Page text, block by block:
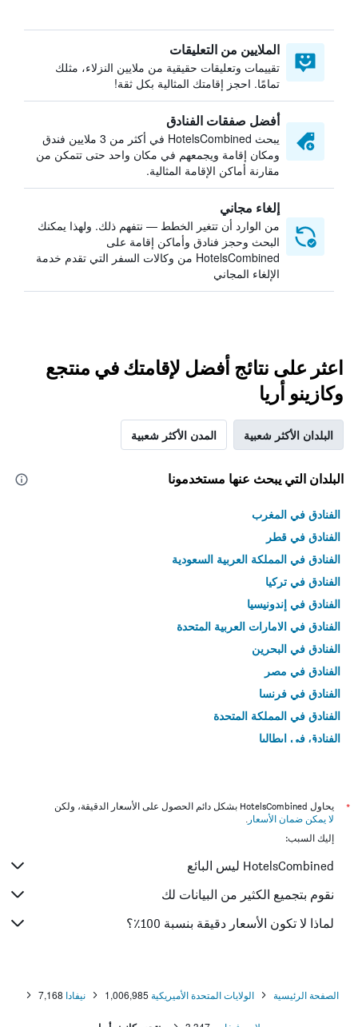
الملايين من التعليقات
تقييمات وتعليقات حقيقية من ملايين النزلاء، مثلك
تمامًا. احجز إقامتك المثالية بكل ثقة!
أفضل صفقات الفنادق
يبحث HotelsCombined في أكثر من 3 ملايين فندق
ومكان إقامة ويجمعهم في مكان واحد حتى تتمكن من
مقارنة أماكن الإقامة المثالية.
إلغاء مجاني
من الوارد أن تتغير الخطط — نتفهم ذلك. ولهذا يمكنك
البحث وحجز فنادق وأماكن إقامة على
HotelsCombined من وكالات السفر التي تقدم خدمة
الإلغاء المجاني
اعثر على نتائج أفضل لإقامتك في منتجع
وكازينو أريا
البلدان الأكثر شعبية المدن الأكثر شعبية
البلدان التي يبحث عنها مستخدمونا
الفنادق في المغرب
الفنادق في قطر
الفنادق في المملكة العربية السعودية
الفنادق في تركيا
الفنادق في إندونيسيا
الفنادق في الامارات العربية المتحدة
الفنادق في البحرين
الفنادق في مصر
الفنادق في فرنسا
الفنادق في المملكة المتحدة
الفنادق في إيطاليا
*
يحاول HotelsCombined بشكل دائم الحصول على الأسعار الدقيقة، ولكن
لا يمكن ضمان الأسعار .
إليك السبب:
HotelsCombined ليس البائع
نقوم بتجميع الكثير من البيانات لك
لماذا لا تكون الأسعار دقيقة بنسبة 100٪؟
الصفحة الرئيسية الولايات المتحدة الأميريكية 1,006,985 نيفادا 7,168